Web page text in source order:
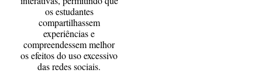
os estudantes
compartilhassem
experiências e
compreendessem melhor
os efeitos do uso excessivo
das redes sociais.